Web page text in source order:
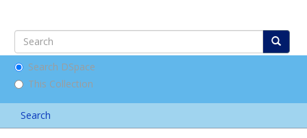
Search DSpace
This Collection
Search